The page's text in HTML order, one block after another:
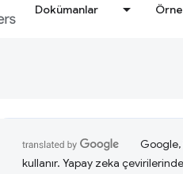
Dokümanlar
Google,
kullanır. Yapay zeka